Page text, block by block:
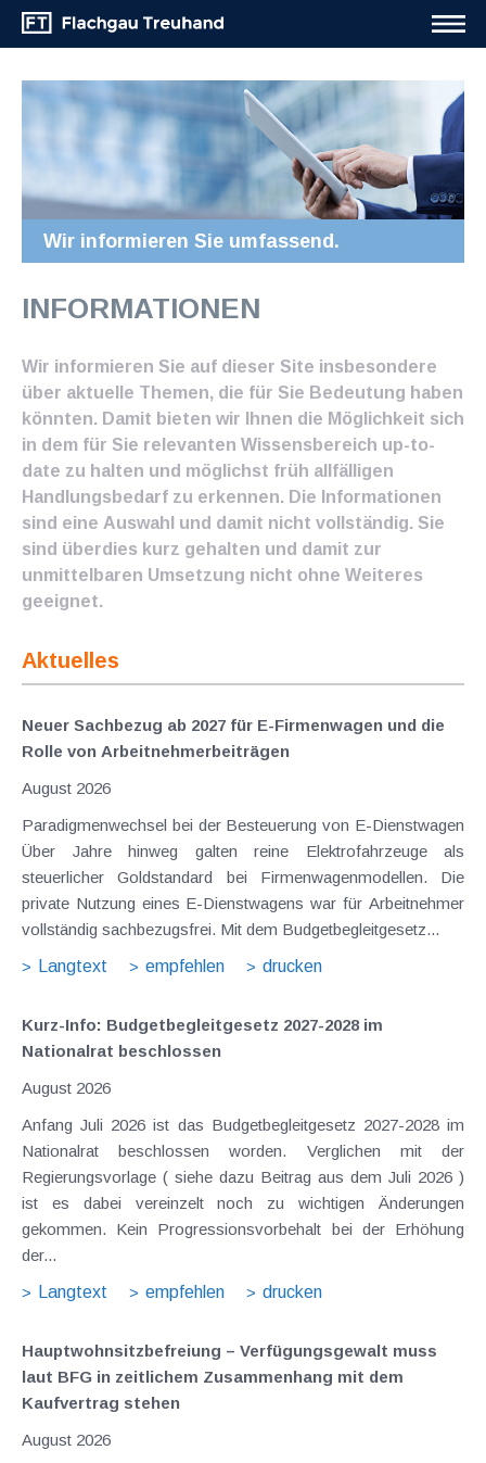
Wir informieren Sie umfassend.
INFORMATIONEN
Wir informieren Sie auf dieser Site insbesondere
über aktuelle Themen, die für Sie Bedeutung haben
könnten. Damit bieten wir Ihnen die Möglichkeit sich
in dem für Sie relevanten Wissensbereich up-to-
date zu halten und möglichst früh allfälligen
Handlungsbedarf zu erkennen. Die Informationen
sind eine Auswahl und damit nicht vollständig. Sie
sind überdies kurz gehalten und damit zur
unmittelbaren Umsetzung nicht ohne Weiteres
geeignet.
Aktuelles
Neuer Sachbezug ab 2027 für E-Firmenwagen und die
Rolle von Arbeitnehmer​­beiträgen
August 2026
Paradigmenwechsel bei der Besteuerung von E-Dienstwagen
Über Jahre hinweg galten reine Elektrofahrzeuge als
steuerlicher Goldstandard bei Firmenwagenmodellen. Die
private Nutzung eines E-Dienstwagens war für Arbeitnehmer
vollständig sachbezugsfrei. Mit dem Budgetbegleitgesetz...
Langtext
empfehlen drucken
Kurz-Info: Budgetbegleitgesetz 2027-2028 im
Nationalrat beschlossen
August 2026
Anfang Juli 2026 ist das Budgetbegleitgesetz 2027-2028 im
Nationalrat beschlossen worden. Verglichen mit der
Regierungsvorlage ( siehe dazu Beitrag aus dem Juli 2026 )
ist es dabei vereinzelt noch zu wichtigen Änderungen
gekommen. Kein Progressionsvorbehalt bei der Erhöhung
der...
Langtext
empfehlen drucken
Hauptwohnsitz​­befreiung – Verfügungsgewalt muss
laut BFG in zeitlichem Zusammenhang mit dem
Kaufvertrag stehen
August 2026